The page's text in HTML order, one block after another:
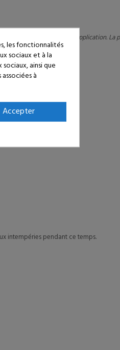
et de la technique d’application. La
si nécessaire.
intempéries pendant ce temps.
les fonctionnalités
sociaux et à la
ainsi que
à
Accepter